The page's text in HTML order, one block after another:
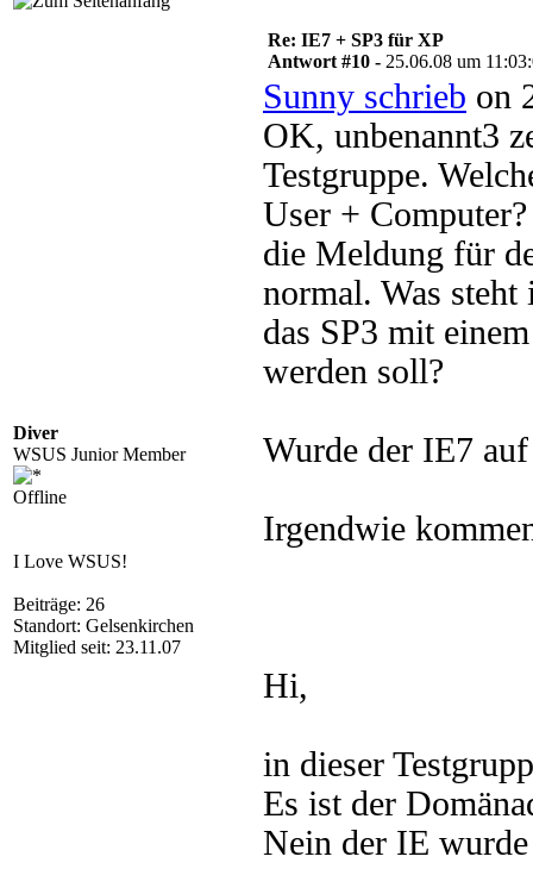
Diver
WSUS Junior Member
Offline
I Love WSUS!
Beiträge: 26
Standort: Gelsenkirchen
Mitglied seit: 23.11.07
Re: IE7 + SP3 für XP
Antwort #10 - 25.06.08 um
Sunny schrieb on
OK, unbenannt3
Testgruppe.
User +
die Meldung für
normal. Was
das SP3 mit
werden soll?
Wurde der IE7
Irgendwie
Hi,
in dieser
Es ist der
Nein der IE